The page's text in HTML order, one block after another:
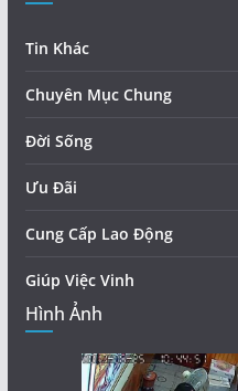
Tin Khác
Chuyên Mục Chung
Đời Sống
Ưu Đãi
Cung Cấp Lao Động
Giúp Việc Vinh
Hình Ảnh